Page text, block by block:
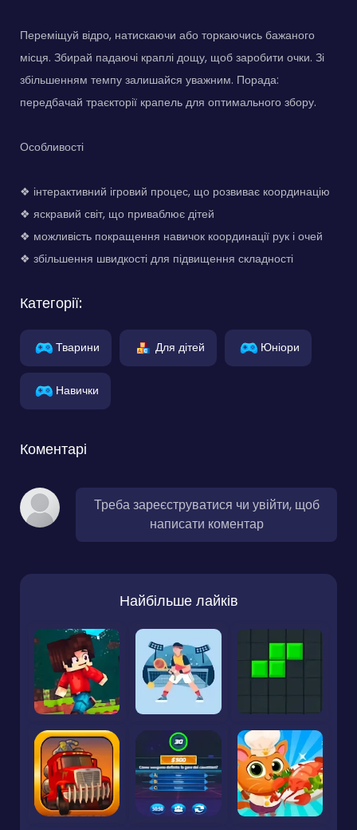
Переміщуй відро, натискаючи або торкаючись бажаного
місця. Збирай падаючі краплі дощу, щоб заробити очки. Зі
збільшенням темпу залишайся уважним. Порада:
передбачай траєкторії крапель для оптимального збору.
Особливості
❖ інтерактивний ігровий процес, що розвиває координацію
❖ яскравий світ, що приваблює дітей
❖ можливість покращення навичок координації рук і очей
❖ збільшення швидкості для підвищення складності
Категорії:
Тварини Для дітей Юніори
Навички
Коментарі
Треба зареєструватися чи увійти, щоб
написати коментар
Найбільше лайків